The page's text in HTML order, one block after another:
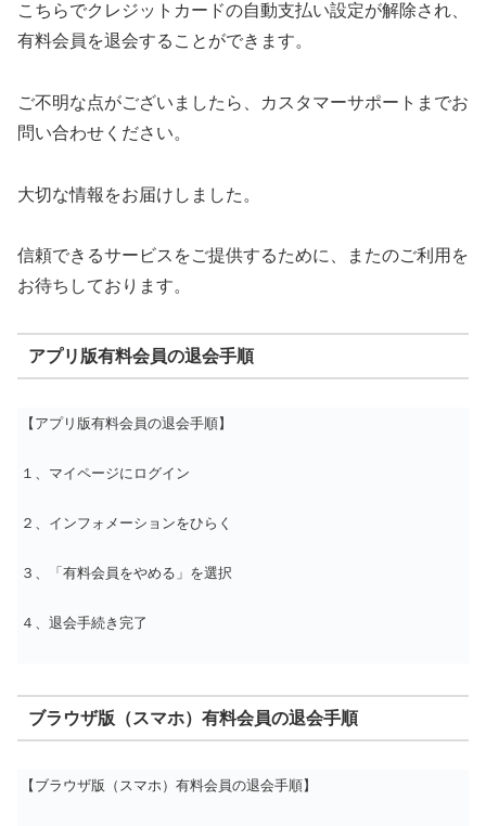
こちらでクレジットカードの自動支払い設定が解除され、
有料会員を退会することができます。
ご不明な点がございましたら、カスタマーサポートまでお
問い合わせください。
大切な情報をお届けしました。
信頼できるサービスをご提供するために、またのご利用を
お待ちしております。
アプリ版有料会員の退会手順
【アプリ版有料会員の退会手順】
１、マイページにログイン
２、インフォメーションをひらく
３、「有料会員をやめる」を選択
４、退会手続き完了
ブラウザ版（スマホ）有料会員の退会手順
【ブラウザ版（スマホ）有料会員の退会手順】